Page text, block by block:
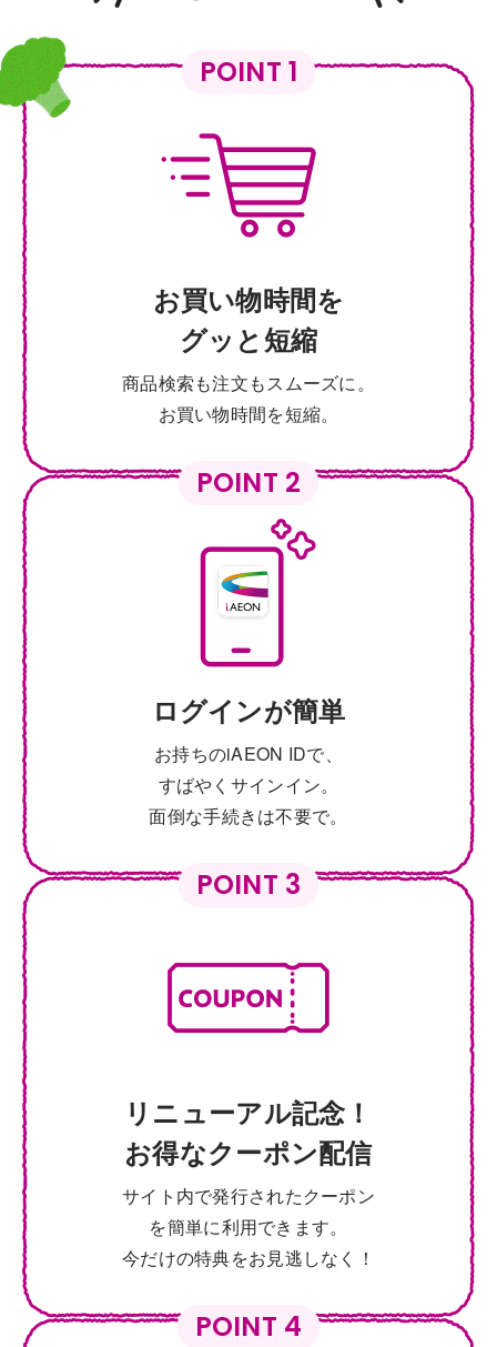
POINT 1
お買い物時間を
グッと短縮
商品検索も注文もスムーズに。
お買い物時間を短縮。
POINT 2
ログインが簡単
お持ちのiAEON IDで、
すばやくサインイン。
面倒な手続きは不要で。
POINT 3
リニューアル記念！
お得なクーポン配信
サイト内で発行されたクーポン
を簡単に利用できます。
今だけの特典をお見逃しなく！
POINT 4